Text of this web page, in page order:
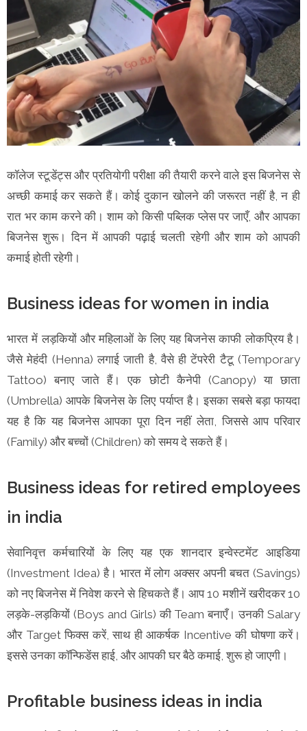
कॉलेज स्टूडेंट्स और प्रतियोगी परीक्षा की तैयारी करने वाले इस बिजनेस से
अच्छी कमाई कर सकते हैं। कोई दुकान खोलने की जरूरत नहीं है, न ही
रात भर काम करने की। शाम को किसी पब्लिक प्लेस पर जाएँ, और आपका
बिजनेस शुरू। दिन में आपकी पढ़ाई चलती रहेगी और शाम को आपकी
कमाई होती रहेगी।
Business ideas for women in india
भारत में लड़कियों और महिलाओं के लिए यह बिजनेस काफी लोकप्रिय है।
जैसे मेहंदी (Henna) लगाई जाती है, वैसे ही टेंपरेरी टैटू (Temporary
Tattoo) बनाए जाते हैं। एक छोटी कैनेपी (Canopy) या छाता
(Umbrella) आपके बिजनेस के लिए पर्याप्त है। इसका सबसे बड़ा फायदा
यह है कि यह बिजनेस आपका पूरा दिन नहीं लेता, जिससे आप परिवार
(Family) और बच्चों (Children) को समय दे सकते हैं।
Business ideas for retired employees
in india
सेवानिवृत्त कर्मचारियों के लिए यह एक शानदार इन्वेस्टमेंट आइडिया
(Investment Idea) है। भारत में लोग अक्सर अपनी बचत (Savings)
को नए बिजनेस में निवेश करने से हिचकते हैं। आप 10 मशीनें खरीदकर 10
लड़के-लड़कियों (Boys and Girls) की Team बनाएँ। उनकी Salary
और Target फिक्स करें, साथ ही आकर्षक Incentive की घोषणा करें।
इससे उनका कॉन्फिडेंस हाई, और आपकी घर बैठे कमाई, शुरू हो जाएगी।
Profitable business ideas in india